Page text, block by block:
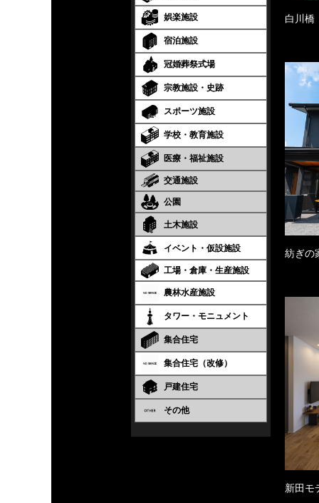
娯楽施設
宿泊施設
冠婚葬祭式場
宗教施設・史跡
スポーツ施設
学校・教育施設
医療・福祉施設
交通施設
公園
土木施設
イベント・仮設施設
工場・倉庫・生産施設
農林水産施設
タワー・モニュメント
集合住宅
集合住宅（改修）
戸建住宅
その他
白川橋
紡ぎの
新田モ